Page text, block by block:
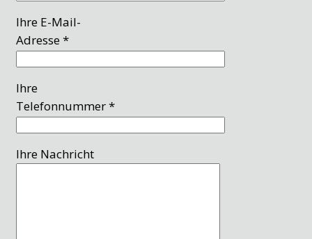
Ihre E-Mail-
Adresse *
Ihre
Telefonnummer *
Ihre Nachricht